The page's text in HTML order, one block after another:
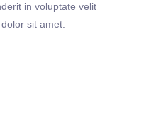
in voluptate velit
sit amet.